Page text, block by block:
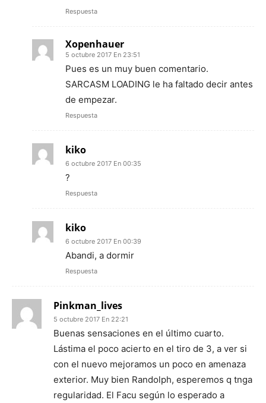
Respuesta
Xopenhauer
5 octubre 2017 En 23:51
Pues es un muy buen comentario.
SARCASM LOADING le ha faltado decir antes
de empezar.
Respuesta
kiko
6 octubre 2017 En 00:35
?
Respuesta
kiko
6 octubre 2017 En 00:39
Abandi, a dormir
Respuesta
Pinkman_lives
5 octubre 2017 En 22:21
Buenas sensaciones en el último cuarto.
Lástima el poco acierto en el tiro de 3, a ver si
con el nuevo mejoramos un poco en amenaza
exterior. Muy bien Randolph, esperemos q tnga
regularidad. El Facu según lo esperado a